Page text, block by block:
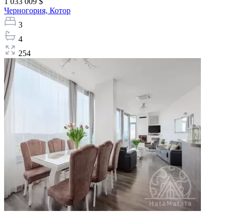
Черногория, Котор
3
4
254